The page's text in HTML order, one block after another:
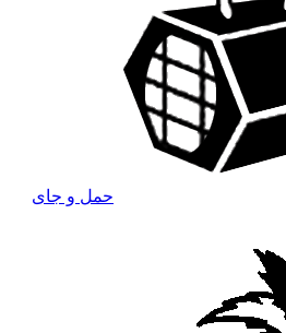
حمل و جای